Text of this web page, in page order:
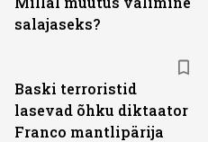
salajaseks?
Baski terroristid
lasevad õhku diktaator
Franco mantlipärija